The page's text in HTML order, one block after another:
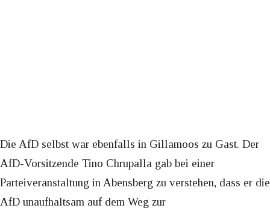
Die AfD selbst war ebenfalls in Gillamoos zu Gast. Der
AfD-Vorsitzende Tino Chrupalla gab bei einer
Parteiveranstaltung in Abensberg zu verstehen, dass er die
AfD unaufhaltsam auf dem Weg zur